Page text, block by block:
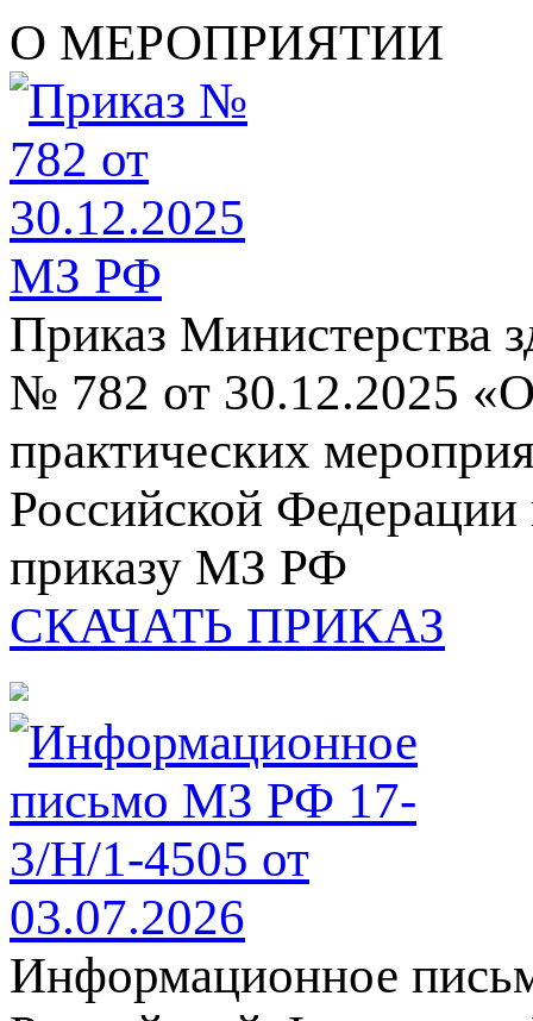
О МЕРОПРИЯТИИ
Приказ Министерства
№ 782 от 30.12.2025
практических
Российской
приказу МЗ РФ
СКАЧАТЬ ПРИКАЗ
Информационное